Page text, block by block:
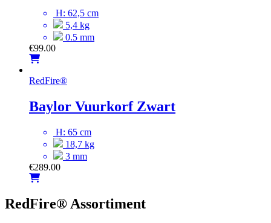
H: 62,5 cm
5,4 kg
0.5 mm
€99.00
RedFire®
Baylor Vuurkorf Zwart
H: 65 cm
18,7 kg
3 mm
€289.00
RedFire® Assortiment